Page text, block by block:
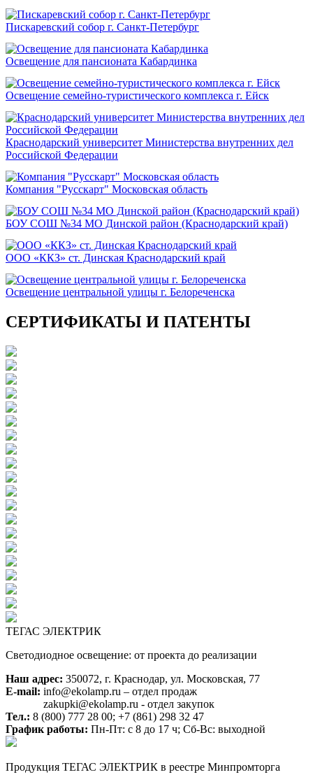
Пискаревский собор г. Санкт-Петербург
Освещение для пансионата Кабардинка
Освещение семейно-туристического комплекса г. Ейск
Краснодарский университет Министерства внутренних дел
Российской Федерации
Компания "Русскарт" Московская область
БОУ СОШ №34 МО Динской район (Краснодарский край)
ООО «ККЗ» ст. Динская Краснодарский край
Освещение центральной улицы г. Белореченска
СЕРТИФИКАТЫ И ПАТЕНТЫ
ТЕГАС ЭЛЕКТРИК
Светодиодное освещение: от проекта до реализации
Наш адрес: 350072, г. Краснодар, ул. Московская, 77
E-mail: info@ekolamp.ru – отдел продаж
zakupki@ekolamp.ru - отдел закупок
Тел.: 8 (800) 777 28 00; +7 (861) 298 32 47
График работы: Пн-Пт: с 8 до 17 ч; Сб-Вс: выходной
Продукция ТЕГАС ЭЛЕКТРИК в реестре Минпромторга